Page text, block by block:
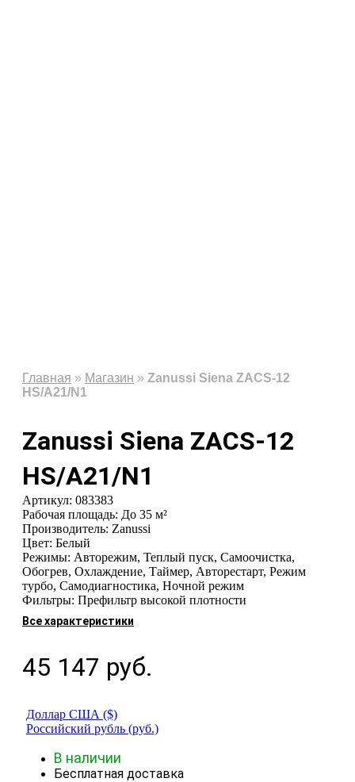
Главная » Магазин » Zanussi Siena ZACS-12
HS/A21/N1
Zanussi Siena ZACS-12
HS/A21/N1
Артикул: 083383
Рабочая площадь: До 35 м²
Производитель: Zanussi
Цвет: Белый
Режимы: Авторежим, Теплый пуск, Самоочистка,
Обогрев, Охлаждение, Таймер, Авторестарт, Режим
турбо, Самодиагностика, Ночной режим
Фильтры: Префильтр высокой плотности
Все характеристики
45 147 руб.
Доллар США ($)
Российский рубль (руб.)
В наличии
Бесплатная доставка